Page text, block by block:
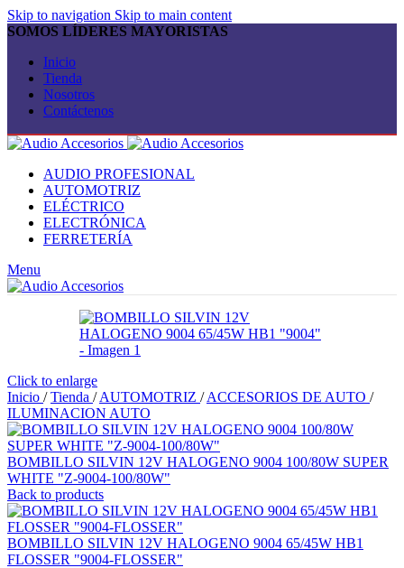
Skip to navigation Skip to main content
SOMOS LÍDERES MAYORISTAS
Inicio
Tienda
Nosotros
Contáctenos
AUDIO PROFESIONAL
AUTOMOTRIZ
ELÉCTRICO
ELECTRÓNICA
FERRETERÍA
Menu
Click to enlarge
Inicio / Tienda / AUTOMOTRIZ / ACCESORIOS DE AUTO /
ILUMINACION AUTO
BOMBILLO SILVIN 12V HALOGENO 9004 100/80W SUPER
WHITE "Z-9004-100/80W"
Back to products
BOMBILLO SILVIN 12V HALOGENO 9004 65/45W HB1
FLOSSER "9004-FLOSSER"